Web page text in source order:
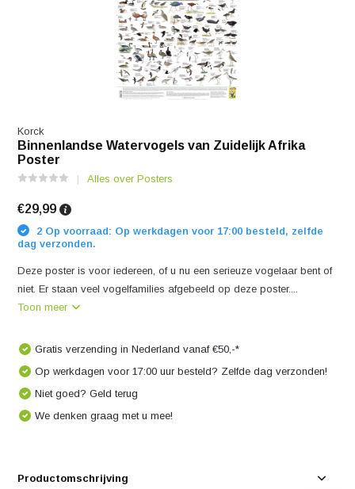
Korck
Binnenlandse Watervogels van Zuidelijk Afrika
Poster
Alles over Posters
€29,99
2 Op voorraad: Op werkdagen voor 17:00 besteld, zelfde
dag verzonden.
Deze poster is voor iedereen, of u nu een serieuze vogelaar bent of
niet. Er staan ​​veel vogelfamilies afgebeeld op deze poster....
Toon meer
Gratis verzending in Nederland vanaf €50,-*
Op werkdagen voor 17:00 uur besteld? Zelfde dag verzonden!
Niet goed? Geld terug
We denken graag met u mee!
Productomschrijving